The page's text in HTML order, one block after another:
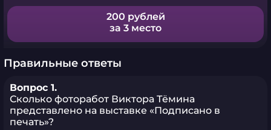
200 рублей
за 3 место
Правильные ответы
Вопрос 1.
Сколько фоторабот Виктора Тёмина
представлено на выставке «Подписано в
печать»?